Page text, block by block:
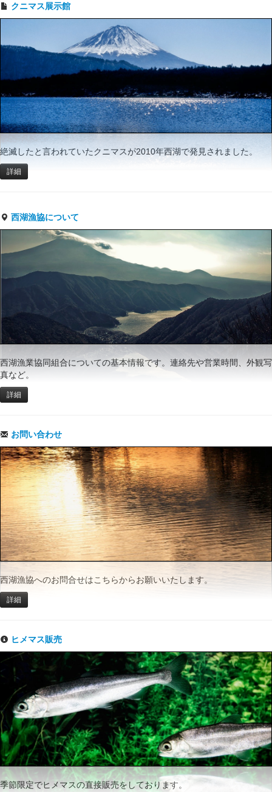
クニマス展示館
絶滅したと言われていたクニマスが2010年西湖で発見されました。
詳細
西湖漁協について
西湖漁業協同組合についての基本情報です。連絡先や営業時間、外観写
真など。
詳細
お問い合わせ
西湖漁協へのお問合せはこちらからお願いいたします。
詳細
ヒメマス販売
季節限定でヒメマスの直接販売をしております。